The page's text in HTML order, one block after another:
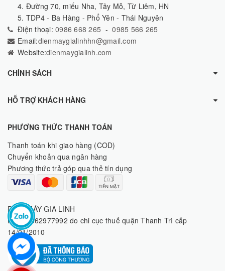
4. Đường 70, miếu Nha, Tây Mỗ, Từ Liêm, HN
5. TDP4 - Ba Hàng - Phổ Yên - Thái Nguyên
Điện thoại: 0986 668 265 -0985 566 265
Email:dienmaygialinhhn@gmail.com
Website:dienmaygialinh.com
CHÍNH SÁCH
HỖ TRỢ KHÁCH HÀNG
PHƯƠNG THỨC THANH TOÁN
Thanh toán khi giao hàng (COD)
Chuyển khoản qua ngân hàng
Phương thức trả góp qua thẻ tín dụng
ĐIỆN MÁY GIA LINH
MST: 8062977992 do chi cục thuế quận Thanh Trì cấp
14/01/2010